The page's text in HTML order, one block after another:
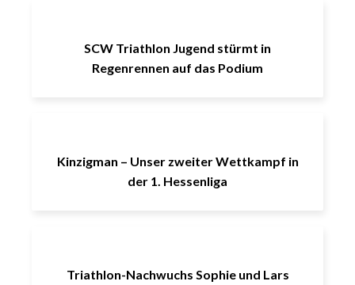
SCW Triathlon Jugend stürmt in
Regenrennen auf das Podium
Kinzigman – Unser zweiter Wettkampf in
der 1. Hessenliga
Triathlon-Nachwuchs Sophie und Lars